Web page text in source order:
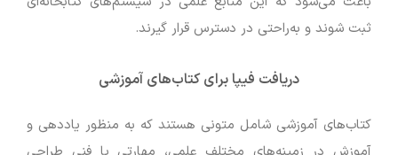
ثبت شوند و به‌راحتی در دسترس قرار گیرند.
دریافت فیپا برای کتاب‌های آموزشی
کتاب‌های آموزشی شامل متونی هستند که به منظور یاددهی و